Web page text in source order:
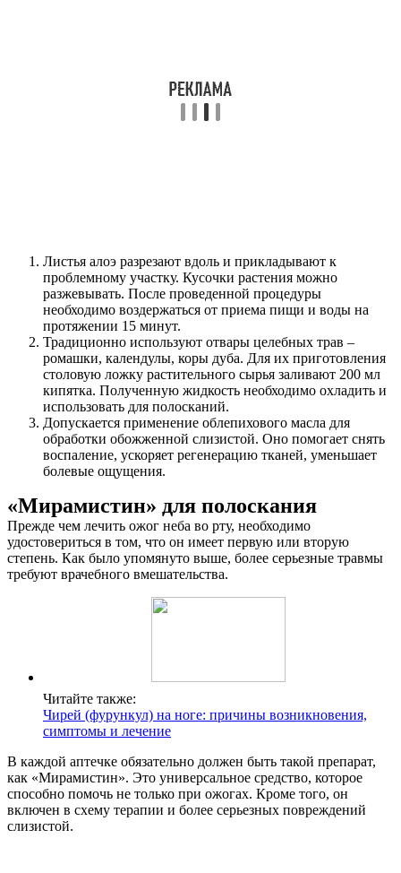
Листья алоэ разрезают вдоль и прикладывают к
проблемному участку. Кусочки растения можно
разжевывать. После проведенной процедуры
необходимо воздержаться от приема пищи и воды на
протяжении 15 минут.
Традиционно используют отвары целебных трав –
ромашки, календулы, коры дуба. Для их приготовления
столовую ложку растительного сырья заливают 200 мл
кипятка. Полученную жидкость необходимо охладить и
использовать для полосканий.
Допускается применение облепихового масла для
обработки обожженной слизистой. Оно помогает снять
воспаление, ускоряет регенерацию тканей, уменьшает
болевые ощущения.
«Мирамистин» для полоскания
Прежде чем лечить ожог неба во рту, необходимо
удостовериться в том, что он имеет первую или вторую
степень. Как было упомянуто выше, более серьезные травмы
требуют врачебного вмешательства.
Читайте также:
Чирей (фурункул) на ноге: причины возникновения,
симптомы и лечение
В каждой аптечке обязательно должен быть такой препарат,
как «Мирамистин». Это универсальное средство, которое
способно помочь не только при ожогах. Кроме того, он
включен в схему терапии и более серьезных повреждений
слизистой.